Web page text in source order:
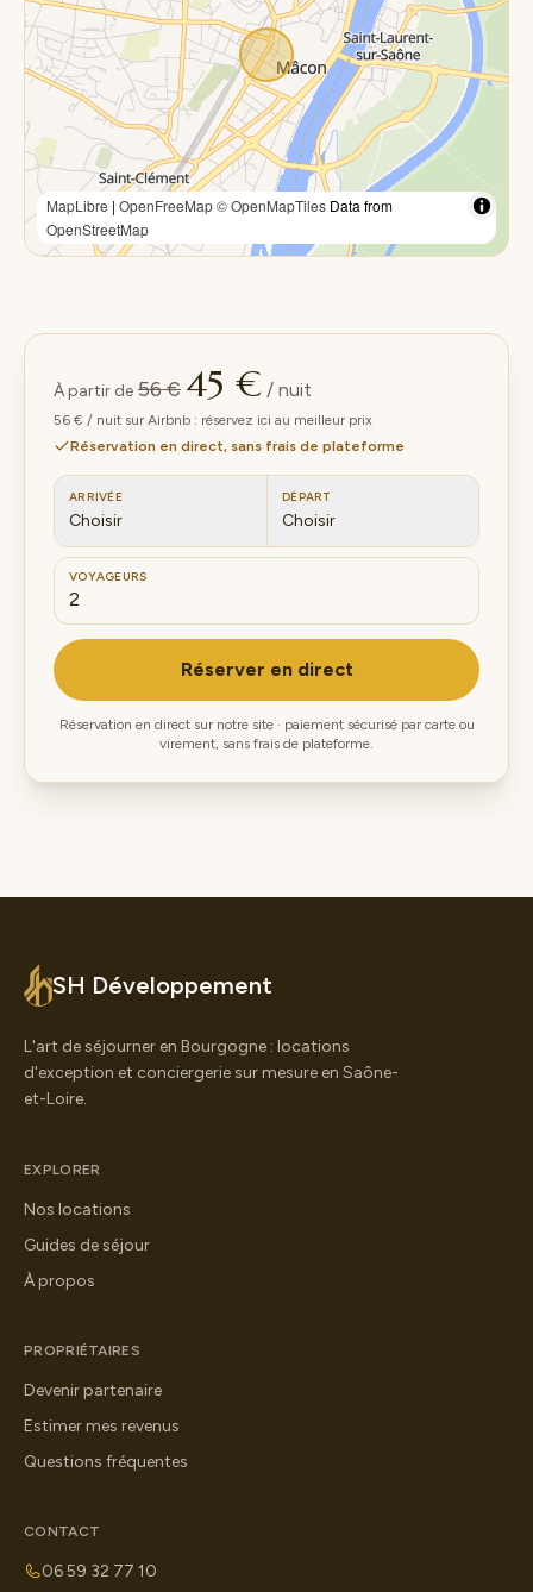
MapLibre | OpenFreeMap© OpenMapTiles Data from
OpenStreetMap
À partir de 56 € 45 € / nuit
56 € / nuit sur Airbnb : réservez ici au meilleur prix
Réservation en direct, sans frais de plateforme
ARRIVÉE
Choisir
DÉPART
Choisir
VOYAGEURS
Réserver en direct
Réservation en direct sur notre site · paiement sécurisé par carte ou
virement, sans frais de plateforme.
SH Développement
L'art de séjourner en Bourgogne : locations
d'exception et conciergerie sur mesure en Saône-
et-Loire.
EXPLORER
Nos locations
Guides de séjour
À propos
PROPRIÉTAIRES
Devenir partenaire
Estimer mes revenus
Questions fréquentes
CONTACT
06 59 32 77 10